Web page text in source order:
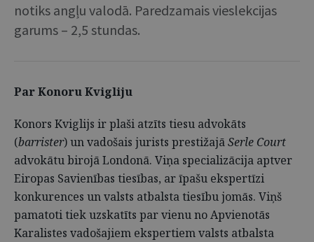
notiks angļu valodā. Paredzamais vieslekcijas
garums – 2,5 stundas.
Par Konoru Kvigliju
Konors Kviglijs ir plaši atzīts tiesu advokāts
(barrister) un vadošais jurists prestižajāSerle Court
advokātu birojā Londonā. Viņa specializācija aptver
Eiropas Savienības tiesības, ar īpašu ekspertīzi
konkurences un valsts atbalsta tiesību jomās. Viņš
pamatoti tiek uzskatīts par vienu no Apvienotās
Karalistes vadošajiem ekspertiem valsts atbalsta